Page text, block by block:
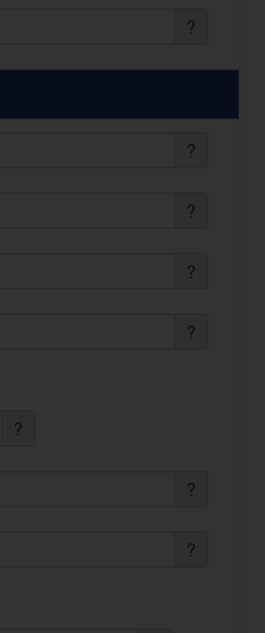
?
?
?
?
?
?
?
?